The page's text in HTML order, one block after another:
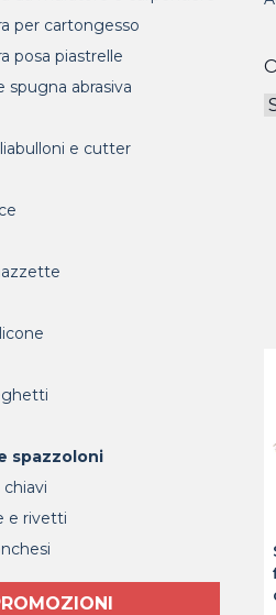
per cartongesso
posa piastrelle
spugna abrasiva
e cutter
spazzoloni
chiavi
e rivetti